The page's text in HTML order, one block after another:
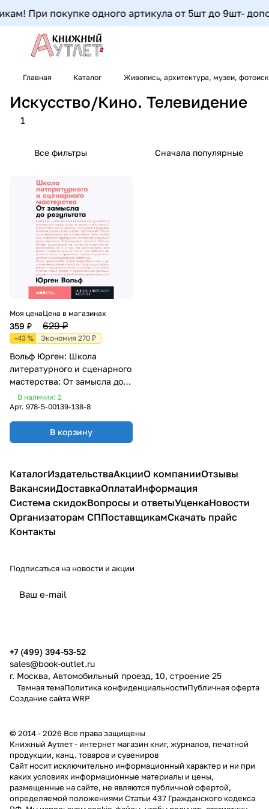
При покупке одного артикула от 5шт до 9шт-
Главная Каталог Живопись, архитектура, музеи,
Искусство/Кино. Телевидение
1
Все фильтры Сначала популярные
Моя цена
359 ₽
Цена в магазинах
629 ₽
-43 % Экономия 270 ₽
Вольф Юрген: Школа
литературного и сценарного
мастерства: От замысла до
результата: рассказы,
романы, статьи, нон-фикшн,
сце- нарии, новые медиа
В наличии: 2
Арт. 978-5-00139-138-8
В корзину
КаталогИздательстваАкцииО компанииОтзывы
ВакансииДоставкаОплатаИнформация
Система скидокВопросы и ответыУценкаНовости
Организаторам СППоставщикамСкачать прайс
Контакты
Подписаться на новости и акции
+7 (499) 394-53-52
sales@book-outlet.ru
г. Москва, Автомобильный проезд, 10, строение 25
Темная темаПолитика конфиденциальностиПубличная оферта
Создание сайтаWRP
© 2014 - 2026 Все права защищены
Книжный Аутлет - интернет магазин книг, журналов, печатной
продукции, канц. товаров и сувениров
Cайт носит исключительно информационный характер и ни при
каких условиях информационные материалы и цены,
размещенные на сайте, не являются публичной офертой,
определяемой положениями Статьи 437 Гражданского кодекса